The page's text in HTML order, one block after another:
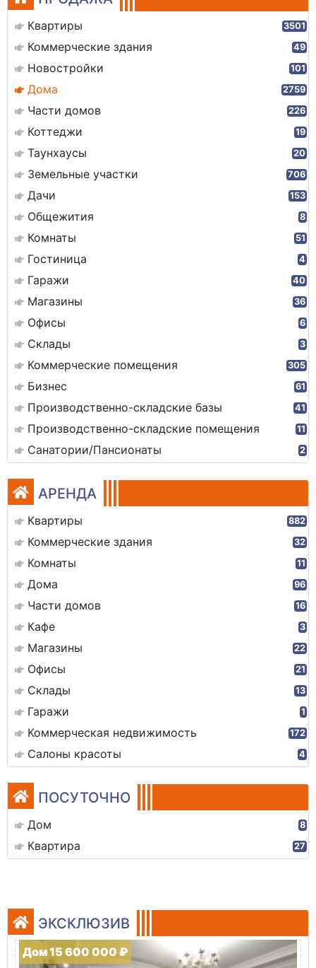
Квартиры 3501
Коммерческие здания 49
Новостройки 101
Дома 2759
Части домов 226
Коттеджи 19
Таунхаусы 20
Земельные участки 706
Дачи 153
Общежития 8
Комнаты 51
Гостиница 4
Гаражи 40
Магазины 36
Офисы 6
Склады 3
Коммерческие помещения 305
Бизнес 61
Производственно-складские базы 41
Производственно-складские помещения 11
Санатории/Пансионаты 2
АРЕНДА
Квартиры 882
Коммерческие здания 32
Комнаты 11
Дома 96
Части домов 16
Кафе 3
Магазины 22
Офисы 21
Склады 13
Гаражи 1
Коммерческая недвижимость 172
Салоны красоты 4
ПОСУТОЧНО
Дом 8
Квартира 27
ЭКСКЛЮЗИВ
Дом 15 600 000 ₽